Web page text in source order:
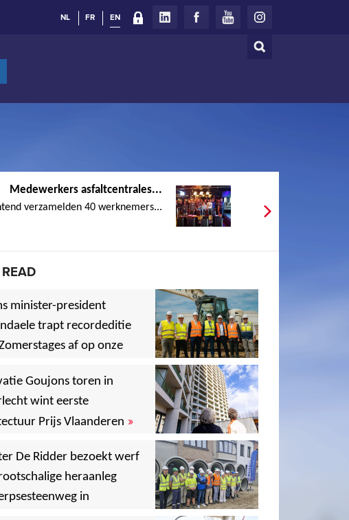
Search
NL FR EN
Medewerkers asfaltcentrales...
verzamelden 40 werknemers...
minister-president
trapt recordeditie
af op onze
,
Goujons toren in
wint eerste
Prijs Vlaanderen »
, ,
De Ridder bezoekt werf
heraanleg
in